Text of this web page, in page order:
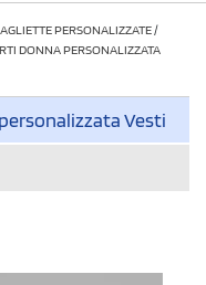
PERSONALIZZATE/
DONNA PERSONALIZZATA
Vesti